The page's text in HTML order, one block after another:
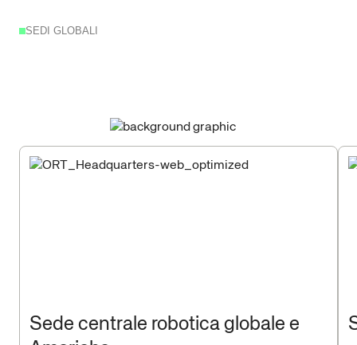
SEDI GLOBALI
globale:iltuovantaggio
locale
Sede centrale robotica globale e